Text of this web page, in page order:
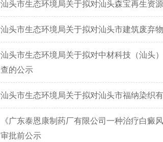
汕头市生态环境局关于拟对汕头森宝再生资
汕头市生态环境局关于拟对汕头市建筑废弃
汕头市生态环境局关于拟对中材科技（汕头
查的公示
汕头市生态环境局关于拟对汕头市福纳染织
《广东泰恩康制药厂有限公司一种治疗白癜
审批前公示